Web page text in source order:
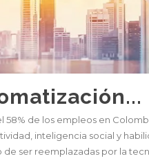
de los empleos en
inteligencia social y
ser reemplazadas por la